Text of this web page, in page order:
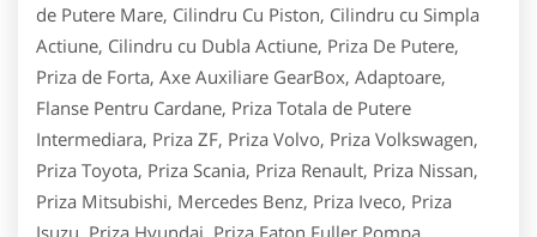
de Putere Mare, Cilindru Cu Piston, Cilindru cu Simpla
Actiune, Cilindru cu Dubla Actiune, Priza De Putere,
Priza de Forta, Axe Auxiliare GearBox, Adaptoare,
Flanse Pentru Cardane, Priza Totala de Putere
Intermediara, Priza ZF, Priza Volvo, Priza Volkswagen,
Priza Toyota, Priza Scania, Priza Renault, Priza Nissan,
Priza Mitsubishi, Mercedes Benz, Priza Iveco, Priza
Isuzu, Priza Hyundai, Priza Eaton Fuller,Pompa